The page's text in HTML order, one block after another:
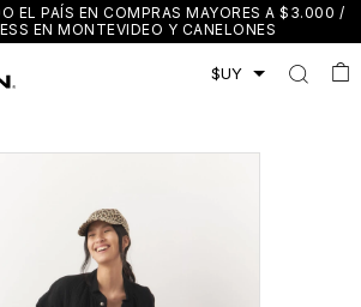
EL PAÍS EN COMPRAS MAYORES A $3.000 /
EN MONTEVIDEO Y CANELONES